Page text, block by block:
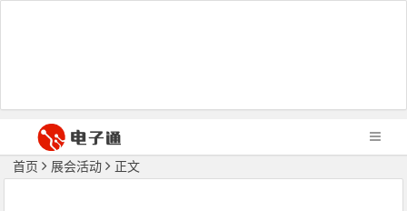
首页 展会活动 正文